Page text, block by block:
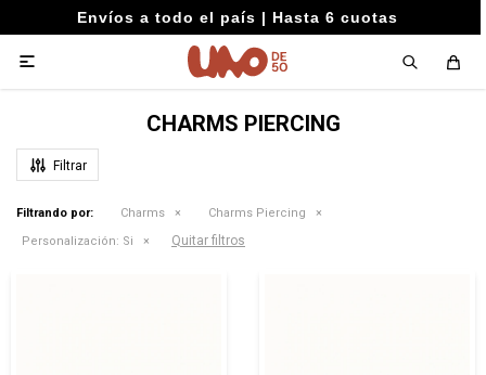
Envíos a todo el país | Hasta 6 cuotas

CHARMS PIERCING
Filtrando por: Charms
Charms Piercing
Personalización: Si Quitar filtros